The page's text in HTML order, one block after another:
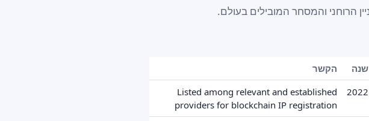
שנה
הקשר
2022
Listed among relevant and established
providers for blockchain IP registration